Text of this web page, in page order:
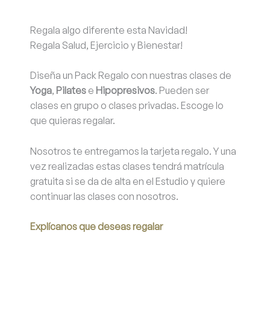
Regala algo diferente esta Navidad!
Regala Salud, Ejercicio y Bienestar!
Diseña un Pack Regalo con nuestras clases de
Yoga, Pilates e Hipopresivos. Pueden ser
clases en grupo o clases privadas. Escoge lo
que quieras regalar.
Nosotros te entregamos la tarjeta regalo. Y una
vez realizadas estas clases tendrá matrícula
gratuita si se da de alta en el Estudio y quiere
continuar las clases con nosotros.
Explícanos que deseas regalar